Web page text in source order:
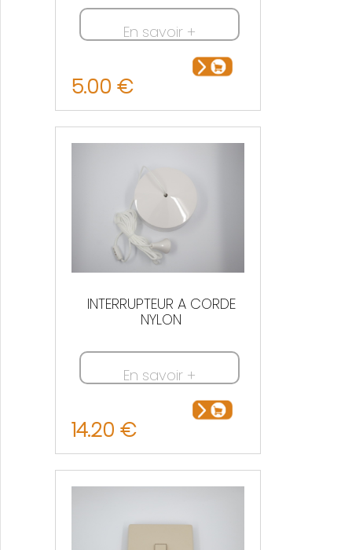
En savoir +
5.00 €
INTERRUPTEUR A CORDE
NYLON
En savoir +
14.20 €